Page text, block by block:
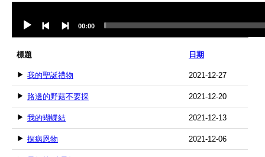
Player
00:00
標題 日期
我的聖誕禮物 2021-12-27
路邊的野菇不要採 2021-12-20
我的蝴蝶結 2021-12-13
探病恩物 2021-12-06